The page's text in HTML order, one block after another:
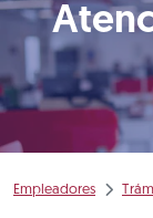
Empleadores